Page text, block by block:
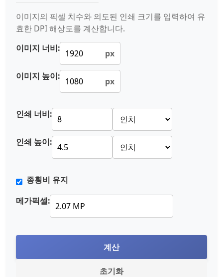
이미지의 픽셀 치수와 의도된 인쇄 크기를 입력하여 유
효한 DPI 해상도를 계산합니다.
이미지 너비:
px
이미지 높이: px
인쇄 너비:
인쇄 높이:
종횡비 유지
메가픽셀:
계산
초기화